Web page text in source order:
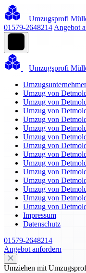
Umzugsprofi
01579-2648214 Angebot
Umzugsprofi
Umzug von
Umzug von
Umzug von
Umzug von
Umzug von
Umzug von
Umzug von
Umzug von
Umzug von
Umzug von
Umzug von
Umzug von
Umzug von
Umzug von
Impressum
Datenschutz
01579-2648214
Angebot anfordern
Umziehen mit